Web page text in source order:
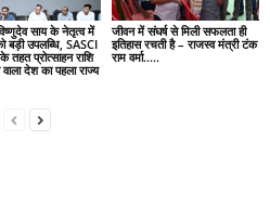
साय के नेतृत्व में
बड़ी उपलब्धि, SASCI
प्रोत्साहन राशि
देश का पहला राज्य
जीवन में संघर्ष से मिली सफलता ही
इतिहास रचती है – राजस्व मंत्री टंक
राम वर्मा…..